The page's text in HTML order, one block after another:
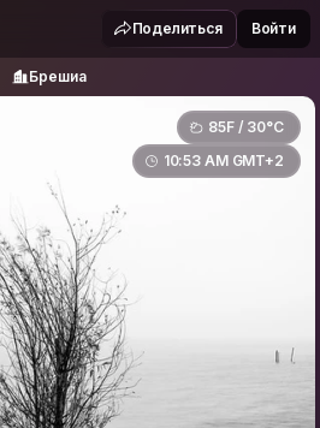
БрешиаПоделиться Войти
Брешиа
85F / 30°C
10:53 AM GMT+2